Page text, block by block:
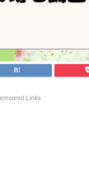
Links